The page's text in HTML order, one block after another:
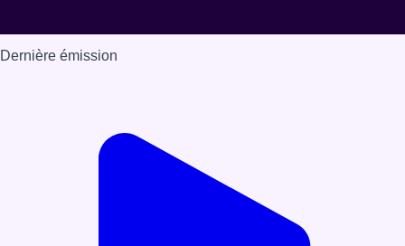
Dernière émission